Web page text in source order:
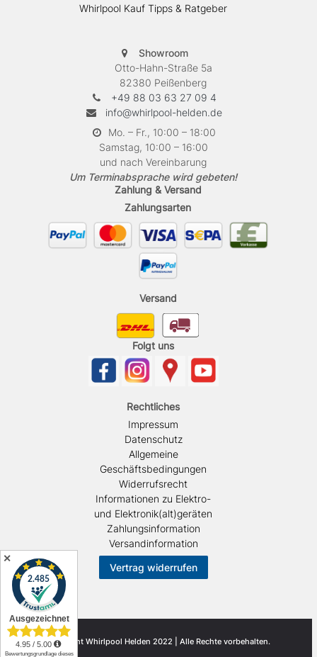
Whirlpool Kauf Tipps & Ratgeber
Showroom
Otto-Hahn-Straße 5a
82380 Peißenberg
+49 88 03 63 27 09 4
info@whirlpool-helden.de
Mo. – Fr., 10:00 – 18:00
Samstag, 10:00 – 16:00
und nach Vereinbarung
Um Terminabsprache wird gebeten!
Zahlung & Versand
Zahlungsarten
Versand
Folgt uns
Rechtliches
Impressum
Datenschutz
Allgemeine
Geschäftsbedingungen
Widerrufsrecht
Informationen zu Elektro-
und Elektronik(alt)geräten
Zahlungsinformation
Versandinformation
Vertrag widerrufen
© Copyright Whirlpool Helden 2022 | Alle Rechte vorbehalten.
✕